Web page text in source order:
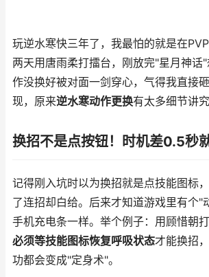
玩逆水寒快三年了，我最怕的就是在
两天用唐雨柔打擂台，刚放完"星月神话
作没换好被对面一剑穿心，气得我直接
现，原来逆水寒动作更换有太多细节讲究
换招不是点按钮！时机差0.5秒
记得刚入坑时以为换招就是点技能图标
了连招却白给。后来才知道游戏里有个"
手机充电条一样。举个例子：用顾惜朝
必须等技能图标恢复呼吸状态才能换招
功都会变成"定身术"。